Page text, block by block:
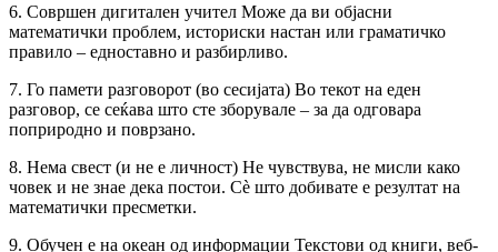
6. Совршен дигитален учител Може да ви објасни
математички проблем, историски настан или граматичко
правило – едноставно и разбирливо.
7. Го памети разговорот (во сесијата) Во текот на еден
разговор, се сеќава што сте зборувале – за да одговара
поприродно и поврзано.
8. Нема свест (и не е личност) Не чувствува, не мисли како
човек и не знае дека постои. Сè што добивате е резултат на
математички пресметки.
9. Обучен е на океан од информации Текстови од книги, веб-